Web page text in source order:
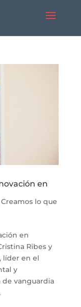
en
Creamos lo que
en
Ribes y
líder en el
y
de vanguardia